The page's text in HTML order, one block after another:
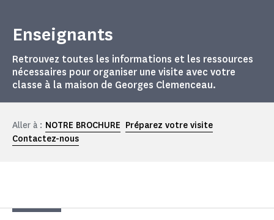
Enseignants
Retrouvez toutes les informations et les ressources
nécessaires pour organiser une visite avec votre
classe à la maison de Georges Clemenceau.
Aller à : NOTRE BROCHURE Préparez votre visite
Contactez-nous